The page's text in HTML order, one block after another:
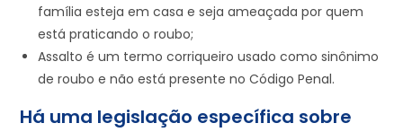
família esteja em casa e seja ameaçada por quem
está praticando o roubo;
Assalto é um termo corriqueiro usado como sinônimo
de roubo e não está presente no Código Penal.
Há uma legislação específica sobre